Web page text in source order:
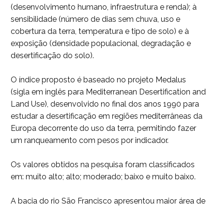
(desenvolvimento humano, infraestrutura e renda); à
sensibilidade (número de dias sem chuva, uso e
cobertura da terra, temperatura e tipo de solo) e à
exposição (densidade populacional, degradação e
desertificação do solo).
O índice proposto é baseado no projeto Medalus
(sigla em inglês para Mediterranean Desertification and
Land Use), desenvolvido no final dos anos 1990 para
estudar a desertificação em regiões mediterrâneas da
Europa decorrente do uso da terra, permitindo fazer
um ranqueamento com pesos por indicador.
Os valores obtidos na pesquisa foram classificados
em: muito alto; alto; moderado; baixo e muito baixo.
A bacia do rio São Francisco apresentou maior área de